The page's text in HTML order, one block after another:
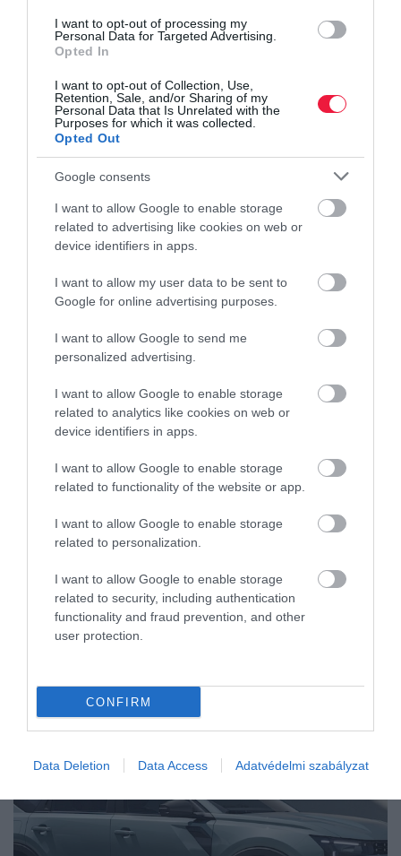
I want to opt-out of processing my
Personal Data for Targeted Advertising.
Opted In
I want to opt-out of Collection, Use,
Retention, Sale, and/or Sharing of my
Personal Data that Is Unrelated with the
Purposes for which it was collected.
Opted Out
Google consents
I want to allow Google to enable storage
related to advertising like cookies on web or
device identifiers in apps.
I want to allow my user data to be sent to
Google for online advertising purposes.
I want to allow Google to send me
personalized advertising.
I want to allow Google to enable storage
related to analytics like cookies on web or
device identifiers in apps.
I want to allow Google to enable storage
related to functionality of the website or app.
I want to allow Google to enable storage
related to personalization.
I want to allow Google to enable storage
related to security, including authentication
functionality and fraud prevention, and other
user protection.
CONFIRM
Data Deletion Data Access Adatvédelmi szabályzat
ÉLETSTÍLUS(X)
Milyen TV-t vegyek a hálószobába?
Félhomály, puha takaró és teljes nyugalom: a hálószobában
tévézni egészen más műfaj, mint a kanapén ülve. Az
partnerek az esti relaxációban, a…